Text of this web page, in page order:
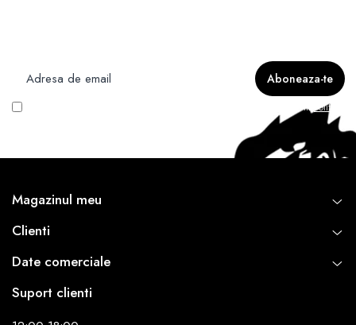
Vreau să primesc newsletter cu promoțiile magazinului. Află mai multe în Politica
Magazinul meu
Clienti
Date comerciale
Suport clienti